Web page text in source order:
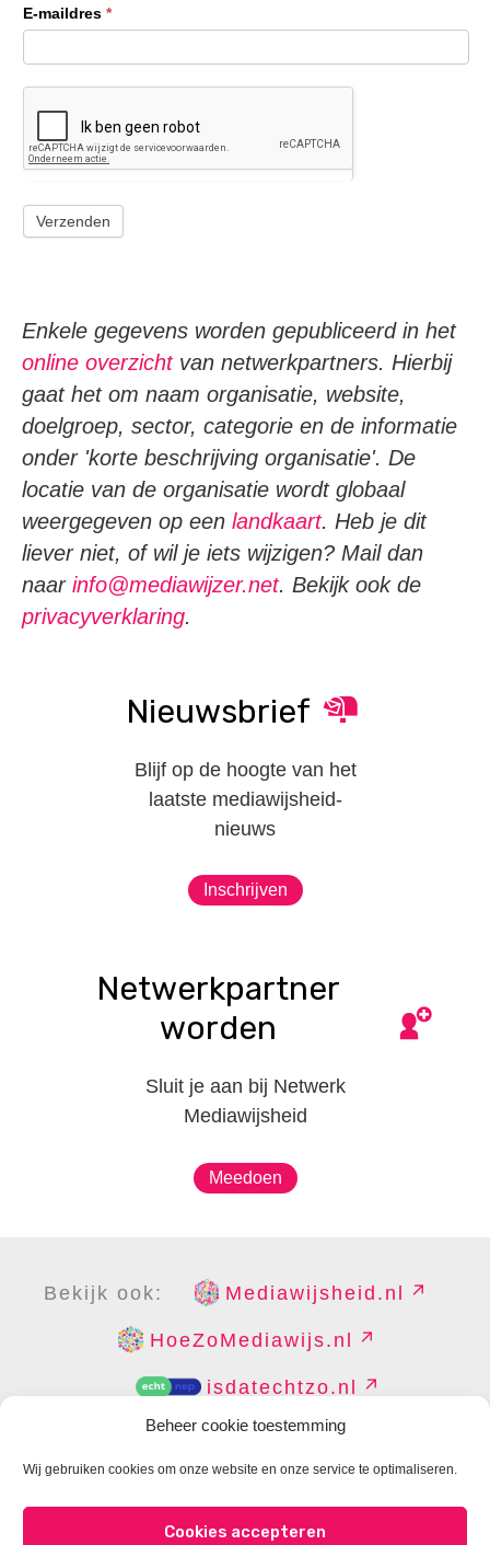
Beheer cookie toestemming
Wij gebruiken cookies om onze website en onze service te optimaliseren.
Cookies accepteren
Partner
mailadres
controle
E-maildres *
Verzenden
Enkele gegevens worden gepubliceerd in het
online overzichtvan netwerkpartners. Hierbij
gaat het om naam organisatie, website,
doelgroep, sector, categorie en de informatie
onder 'korte beschrijving organisatie'. De
locatie van de organisatie wordt globaal
weergegeven op een landkaart. Heb je dit
liever niet, of wil je iets wijzigen? Mail dan
naar info@mediawijzer.net. Bekijk ook de
privacyverklaring.
Nieuwsbrief
Blijf op de hoogte van het
laatste mediawijsheid-
nieuws
Inschrijven
Netwerkpartner
worden
Sluit je aan bij Netwerk
Mediawijsheid
Meedoen
Bekijk ook: Mediawijsheid.nl
HoeZoMediawijs.nl
isdatechtzo.nl
DISCLAIMER PRIVACY